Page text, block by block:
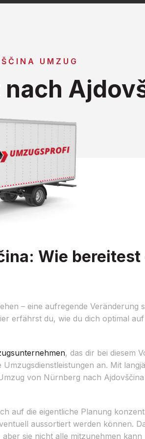
UMZUG
Wie bereitest
– eine aufregende Veränderung
erfährst du, wie du dich optimal
, das dir bei diesem
an. Mit
von Nürnberg nach
auf die eigentliche Planung
aussortiert werden können.
sie nicht alle mitzunehmen kann